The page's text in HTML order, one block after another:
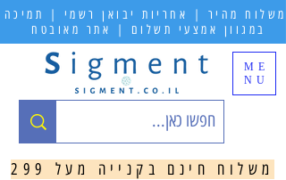
ME
NU
משלוח מהיר | אחריות יבואן רשמי | תמיכה
במגוון אמצעי תשלום | אתר מאובטח
משלוח חינם בקנייה מעל 299